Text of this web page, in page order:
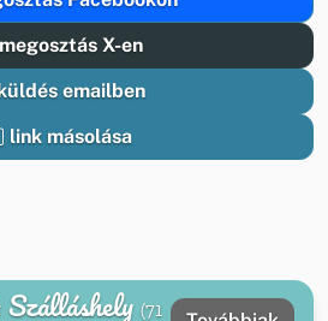
megosztás X-en
küldés emailben
link másolása
Szálláshely (71